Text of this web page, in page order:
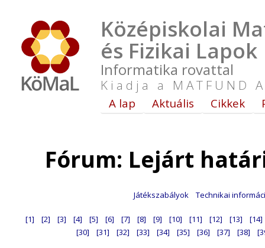
Középiskolai
és Fizikai Lapok
Informatika rovattal
Kiadja a MATFUND
A lap Aktuális Cikkek
Fórum: Lejárt
Játékszabályok Technikai
[1] [2] [3] [4] [5] [6] [7] [8] [9] [10] [11] [12] [13]
[14]
[30]
[31] [32] [33] [34] [35] [36] [37] [38]